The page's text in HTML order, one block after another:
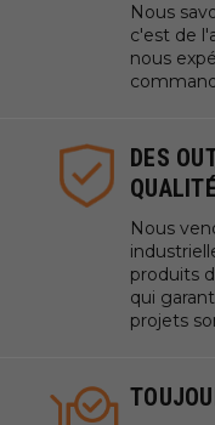
Nous
c'est de
nous
DES
QUALITÉ
Nous
produits
qui
projets